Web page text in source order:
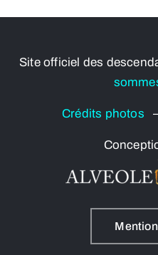
Site officiel des
Crédits photos